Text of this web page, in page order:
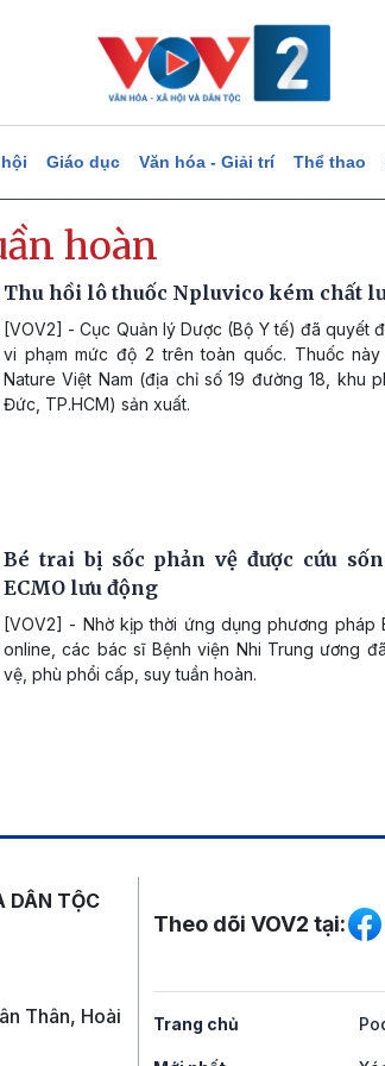
Giáo dục Văn hóa - Giải trí Thể thao
hoàn
Thu hồi lô thuốc Npluvico kém chất
[VOV2] - Cục Quản lý Dược (Bộ Y tế) đã quyết
vi phạm mức độ 2 trên toàn quốc. Thuốc
Nature Việt Nam (địa chỉ số 19 đường 18, khu
Đức, TP.HCM) sản xuất.
Bé trai bị sốc phản vệ được cứu
ECMO lưu động
[VOV2] - Nhờ kịp thời ứng dụng phương pháp
online, các bác sĩ Bệnh viện Nhi Trung ương
vệ, phù phổi cấp, suy tuần hoàn.
DÂN TỘC
Thân, Hoài
Mạng xã hội
Theo dõi VOV2 tại:
Trang chủ